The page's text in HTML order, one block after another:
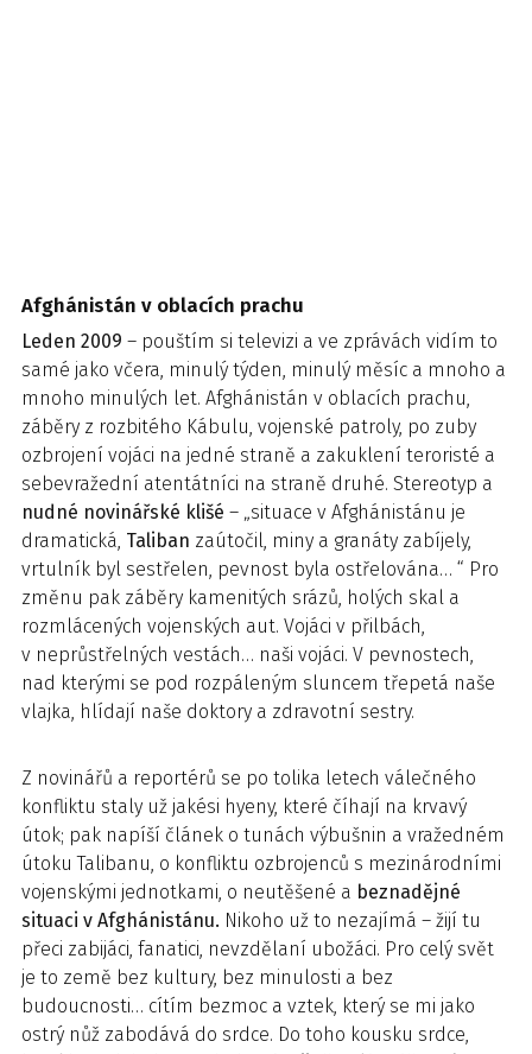
Afghánistán v oblacích prachu
Leden 2009 – pouštím si televizi a ve zprávách vidím to
samé jako včera, minulý týden, minulý měsíc a mnoho a
mnoho minulých let. Afghánistán v oblacích prachu,
záběry z rozbitého Kábulu, vojenské patroly, po zuby
ozbrojení vojáci na jedné straně a zakuklení teroristé a
sebevražední atentátníci na straně druhé. Stereotyp a
nudné novinářské klišé – „situace v Afghánistánu je
dramatická, Taliban zaútočil, miny a granáty zabíjely,
vrtulník byl sestřelen, pevnost byla ostřelována… “ Pro
změnu pak záběry kamenitých srázů, holých skal a
rozmlácených vojenských aut. Vojáci v přilbách,
v neprůstřelných vestách… naši vojáci. V pevnostech,
nad kterými se pod rozpáleným sluncem třepetá naše
vlajka, hlídají naše doktory a zdravotní sestry.
Z novinářů a reportérů se po tolika letech válečného
konfliktu staly už jakési hyeny, které číhají na krvavý
útok; pak napíší článek o tunách výbušnin a vražedném
útoku Talibanu, o konfliktu ozbrojenců s mezinárodními
vojenskými jednotkami, o neutěšené a beznadějné
situaci v Afghánistánu. Nikoho už to nezajímá – žijí tu
přeci zabijáci, fanatici, nevzdělaní ubožáci. Pro celý svět
je to země bez kultury, bez minulosti a bez
budoucnosti… cítím bezmoc a vztek, který se mi jako
ostrý nůž zabodává do srdce. Do toho kousku srdce,